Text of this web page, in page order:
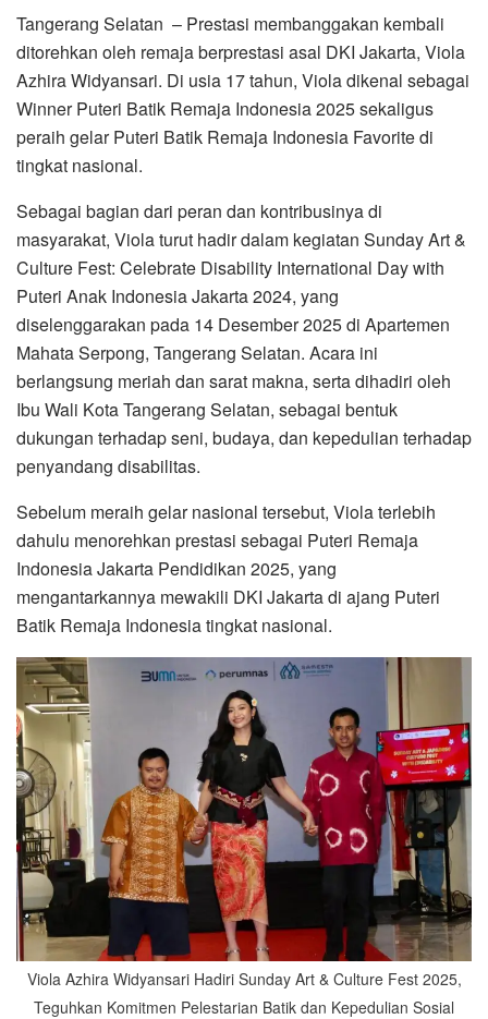
Tangerang Selatan – Prestasi membanggakan kembali
ditorehkan oleh remaja berprestasi asal DKI Jakarta, Viola
Azhira Widyansari. Di usia 17 tahun, Viola dikenal sebagai
Winner Puteri Batik Remaja Indonesia 2025 sekaligus
peraih gelar Puteri Batik Remaja Indonesia Favorite di
tingkat nasional.
Sebagai bagian dari peran dan kontribusinya di
masyarakat, Viola turut hadir dalam kegiatan Sunday Art &
Culture Fest: Celebrate Disability International Day with
Puteri Anak Indonesia Jakarta 2024, yang
diselenggarakan pada 14 Desember 2025 di Apartemen
Mahata Serpong, Tangerang Selatan. Acara ini
berlangsung meriah dan sarat makna, serta dihadiri oleh
Ibu Wali Kota Tangerang Selatan, sebagai bentuk
dukungan terhadap seni, budaya, dan kepedulian terhadap
penyandang disabilitas.
Sebelum meraih gelar nasional tersebut, Viola terlebih
dahulu menorehkan prestasi sebagai Puteri Remaja
Indonesia Jakarta Pendidikan 2025, yang
mengantarkannya mewakili DKI Jakarta di ajang Puteri
Batik Remaja Indonesia tingkat nasional.
Viola Azhira Widyansari Hadiri Sunday Art & Culture Fest 2025,
Teguhkan Komitmen Pelestarian Batik dan Kepedulian Sosial